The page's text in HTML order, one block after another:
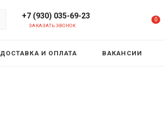
+7 (930) 035-69-23
ЗАКАЗАТЬ ЗВОНОК
0
ДОСТАВКА И ОПЛАТА ВАКАНСИИ